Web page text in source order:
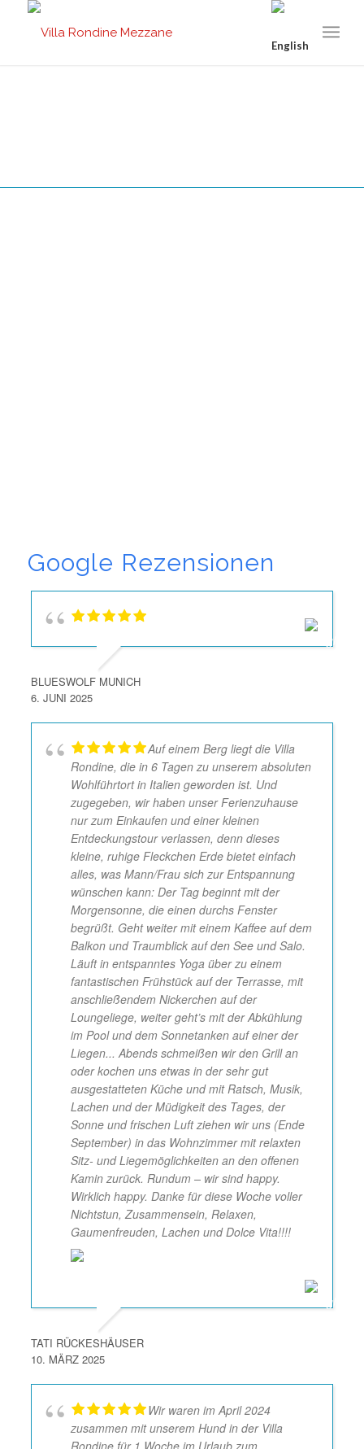
Google Rezensionen
BLUESWOLF MUNICH
6. JUNI 2025
Auf einem Berg liegt die Villa
Rondine, die in 6 Tagen zu unserem absoluten
Wohlführtort in Italien geworden ist. Und
zugegeben, wir haben unser Ferienzuhause
nur zum Einkaufen und einer kleinen
Entdeckungstour verlassen, denn dieses
kleine, ruhige Fleckchen Erde bietet einfach
alles, was Mann/Frau sich zur Entspannung
wünschen kann: Der Tag beginnt mit der
Morgensonne, die einen durchs Fenster
begrüßt. Geht weiter mit einem Kaffee auf dem
Balkon und Traumblick auf den See und Salo.
Läuft in entspanntes Yoga über zu einem
fantastischen Frühstück auf der Terrasse, mit
anschließendem Nickerchen auf der
Loungeliege, weiter geht’s mit der Abkühlung
im Pool und dem Sonnetanken auf einer der
Liegen... Abends schmeißen wir den Grill an
oder kochen uns etwas in der sehr gut
ausgestatteten Küche und mit Ratsch, Musik,
Lachen und der Müdigkeit des Tages, der
Sonne und frischen Luft ziehen wir uns (Ende
September) in das Wohnzimmer mit relaxten
Sitz- und Liegemöglichkeiten an den offenen
Kamin zurück. Rundum – wir sind happy.
Wirklich happy. Danke für diese Woche voller
Nichtstun, Zusammensein, Relaxen,
Gaumenfreuden, Lachen und Dolce Vita!!!!
TATI RÜCKESHÄUSER
10. MÄRZ 2025
Wir waren im April 2024
zusammen mit unserem Hund in der Villa
Rondine für 1 Woche im Urlaub zum